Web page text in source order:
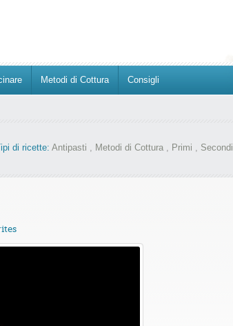
Metodi di Cottura
Consigli
di ricette: Antipasti , Metodi di Cottura , Primi , Secondi